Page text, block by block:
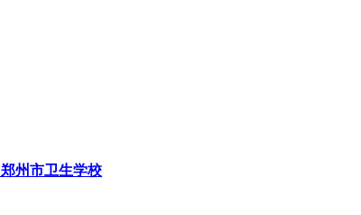
郑州市卫生学校